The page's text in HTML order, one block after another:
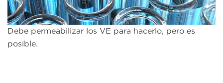
Debe permeabilizar los VE para hacerlo, pero es
posible.